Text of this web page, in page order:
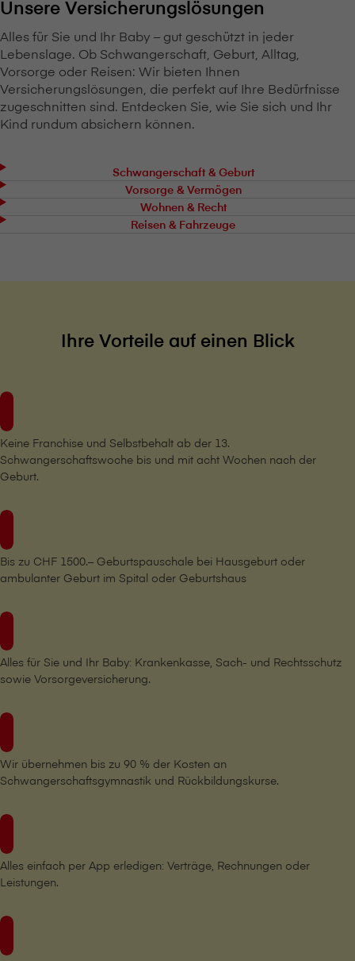
Unsere Versicherungslösungen
Alles für Sie und Ihr Baby – gut geschützt in jeder
Lebenslage. Ob Schwangerschaft, Geburt, Alltag,
Vorsorge oder Reisen: Wir bieten Ihnen
Versicherungslösungen, die perfekt auf Ihre Bedürfnisse
zugeschnitten sind. Entdecken Sie, wie Sie sich und Ihr
Kind rundum absichern können.
Schwangerschaft & Geburt
Vorsorge & Vermögen
Wohnen & Recht
Reisen & Fahrzeuge
Ihre Vorteile auf einen Blick
Keine Franchise und Selbstbehalt ab der 13.
Schwangerschaftswoche bis und mit acht Wochen nach der
Geburt.
Bis zu CHF 1500.– Geburtspauschale bei Hausgeburt oder
ambulanter Geburt im Spital oder Geburtshaus
Alles für Sie und Ihr Baby: Krankenkasse, Sach- und Rechtsschutz
sowie Vorsorgeversicherung.
Wir übernehmen bis zu 90 % der Kosten an
Schwangerschaftsgymnastik und Rückbildungskurse.
Alles einfach per App erledigen: Verträge, Rechnungen oder
Leistungen.